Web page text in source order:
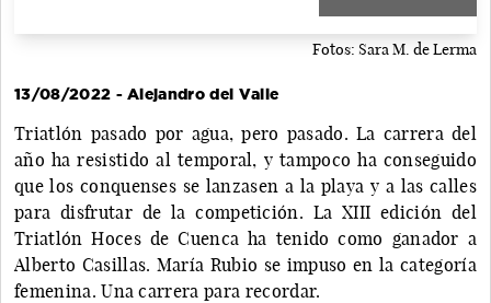
Fotos: Sara M. de Lerma
13/08/2022 - Alejandro del Valle
Triatlón pasado por agua, pero pasado. La carrera del
año ha resistido al temporal, y tampoco ha conseguido
que los conquenses se lanzasen a la playa y a las calles
para disfrutar de la competición. La XIII edición del
Triatlón Hoces de Cuenca ha tenido como ganador a
Alberto Casillas. María Rubio se impuso en la categoría
femenina. Una carrera para recordar.